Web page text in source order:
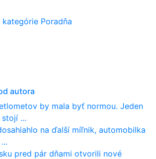
Poradňa
autora
by mala byť normou. Jeden
...
na ďalší míľnik, automobilka
pred pár dňami otvorili nové